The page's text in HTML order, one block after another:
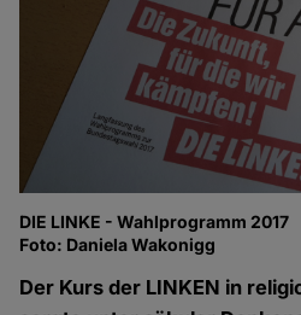
DIE LINKE - Wahlprogramm 2017
Foto: Daniela Wakonigg
Der Kurs der LINKEN in